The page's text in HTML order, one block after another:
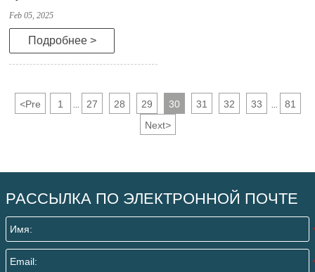
Feb 05, 2025
Подробнее >
<Pre 1 27 28 29 30 31 32 33
81
Next>
РАССЫЛКА ПО ЭЛЕКТРОННОЙ ПОЧТЕ